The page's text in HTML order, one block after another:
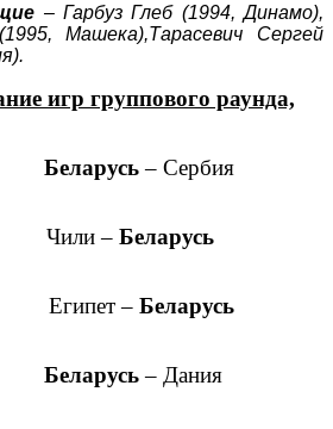
– Гарбуз Глеб (1994, Динамо),
Машека),Тарасевич Сергей
игр группового раунда,
Беларусь– Сербия
Чили – Беларусь
Египет – Беларусь
Беларусь– Дания